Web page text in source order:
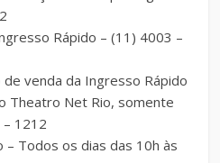
Rápido – (11) 4003 –
venda da Ingresso Rápido
Theatro Net Rio, somente
1212
Todos os dias das 10h às